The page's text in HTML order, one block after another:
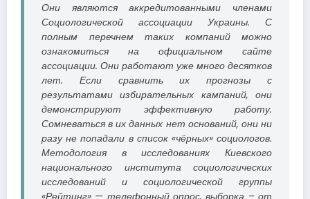
Они являются аккредитованными членами
Социологической ассоциации Украины. С
полным перечнем таких компаний можно
ознакомиться на официальном сайте
ассоциации. Они работают уже много десятков
лет. Если сравнить их прогнозы с
результатами избирательных кампаний, они
демонстрируют эффективную работу.
Сомневаться в их данных нет оснований, они ни
разу не попадали в список «чёрных» социологов.
Методология в исследованиях Киевского
национального института социологических
исследований и социологической группы
«Рейтинг» — телефонный опрос, выборка – от